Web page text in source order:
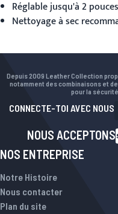
Réglable jusqu'à 2
Nettoyage à sec
Depuis 2009 Leather Collection
notamment des combinaisons et
pour la
CONNECTE-TOI AVEC NOUS
NOUS ACCEPTONS
NOS ENTREPRISE
Notre Histoire
Nous contacter
Plan du site